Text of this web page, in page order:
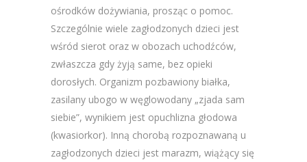
ośrodków dożywiania, prosząc o pomoc.
Szczególnie wiele zagłodzonych dzieci jest
wśród sierot oraz w obozach uchodźców,
zwłaszcza gdy żyją same, bez opieki
dorosłych. Organizm pozbawiony białka,
zasilany ubogo w węglowodany „zjada sam
siebie”, wynikiem jest opuchlizna głodowa
(kwasiorkor). Inną chorobą rozpoznawaną u
zagłodzonych dzieci jest marazm, wiążący się